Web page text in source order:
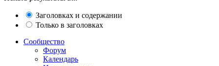
Заголовках и содержании
Только в заголовках
Сообщество
Форум
Календарь